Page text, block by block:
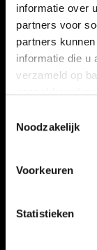
informatie over
partners voor
partners
informatie die u
verzameld op
Noodzakelijk
Voorkeuren
Statistieken
VERHALEN
NIEUWS
KALENDER
ACTIVITEITEN